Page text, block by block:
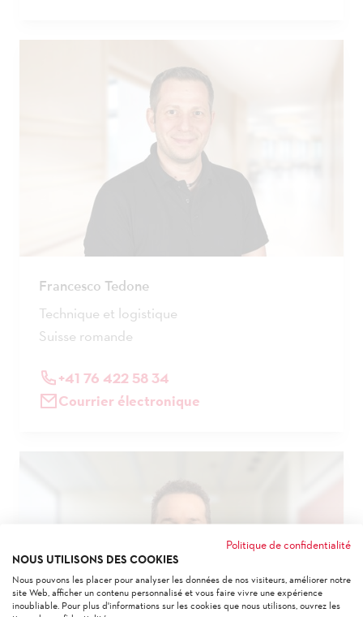
Francesco Tedone
Technique et logistique
Suisse romande
+41 76 422 58 34
Courrier électronique
Politique de confidentialité
NOUS UTILISONS DES COOKIES
Nous pouvons les placer pour analyser les données de nos visiteurs, améliorer notre
site Web, afficher un contenu personnalisé et vous faire vivre une expérience
inoubliable. Pour plus d'informations sur les cookies que nous utilisons, ouvrez les